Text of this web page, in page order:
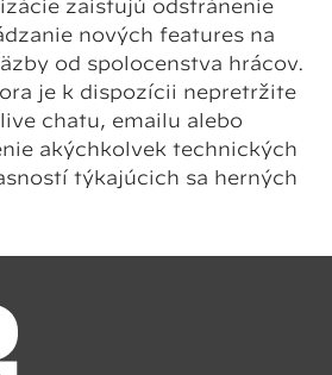
zaisťujú odstránenie
nových features na
od spoločenstva hráčov.
je k dispozícii nepretržite
chatu, emailu alebo
akýchkoľvek technických
týkajúcich sa herných